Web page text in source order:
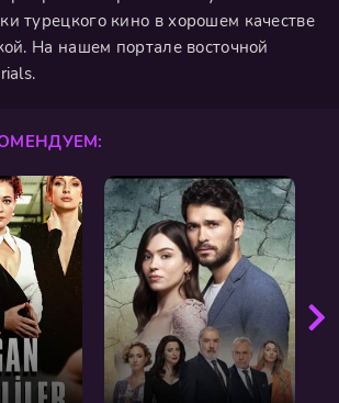
турецкого кино в хорошем качестве
На нашем портале восточной